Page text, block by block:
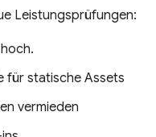
Leistungsprüfungen:
für statische Assets
vermieden